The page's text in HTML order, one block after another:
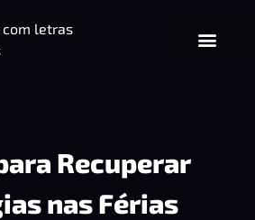
Recuperar
nas Férias